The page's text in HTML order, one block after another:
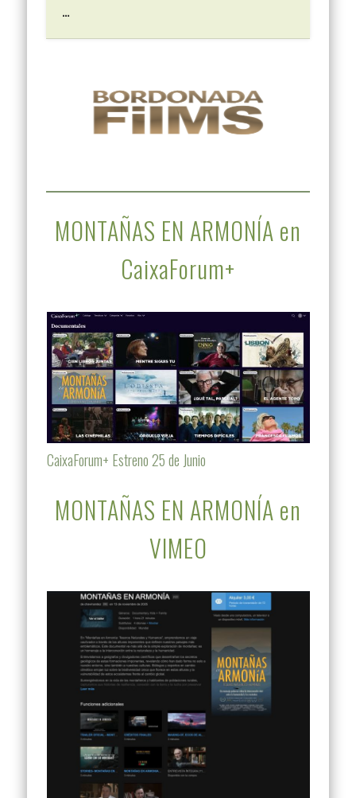
…
MONTAÑAS EN ARMONÍA en
CaixaForum+
CaixaForum+ Estreno 25 de Junio
MONTAÑAS EN ARMONÍA en
VIMEO